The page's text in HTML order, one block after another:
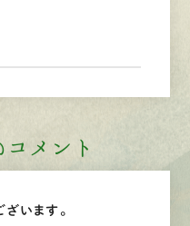
メント
います。